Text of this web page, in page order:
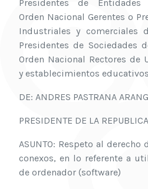
Presidentes de Entidades
Orden Nacional Gerentes o
Industriales y comerciales
Presidentes de Sociedades
Orden Nacional Rectores de
y establecimientos
DE: ANDRES PASTRANA
PRESIDENTE DE LA REPUBLICA
ASUNTO: Respeto al
conexos, en lo referente a
de ordenador (software)